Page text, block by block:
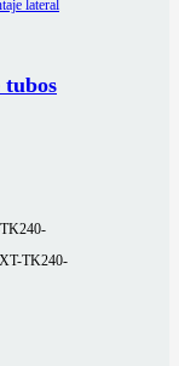
tubos
XT-TK240-